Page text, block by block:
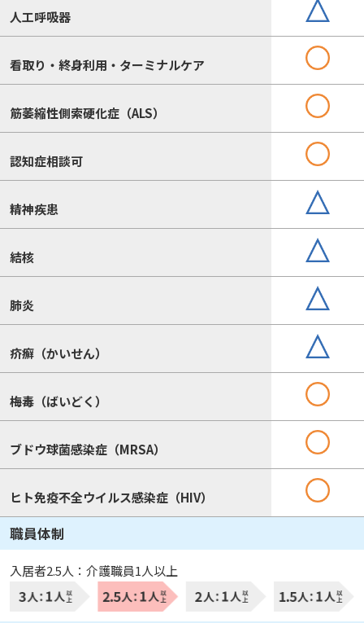
人工呼吸器
看取り・終身利用・ターミナルケア
筋萎縮性側索硬化症（ALS）
認知症相談可
精神疾患
結核
肺炎
疥癬（かいせん）
梅毒（ばいどく）
ブドウ球菌感染症（MRSA）
ヒト免疫不全ウイルス感染症（HIV）
職員体制
入居者2.5人：介護職員1人以上